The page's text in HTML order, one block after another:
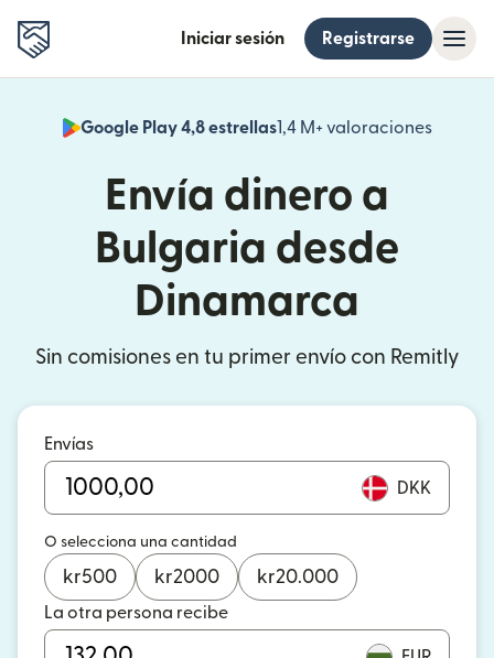
Iniciar sesión Registrarse
Google Play 4,8 estrellas1,4 M+ valoraciones
(se
Envía dinero a
Bulgaria desde
Dinamarca
Sin comisiones en tu primer envío con Remitly
Envías
DKK
O selecciona una cantidad
kr500 kr2000 kr20.000
La otra persona recibe